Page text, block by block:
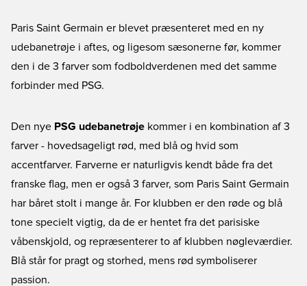
Paris Saint Germain er blevet præsenteret med en ny
udebanetrøje i aftes, og ligesom sæsonerne før, kommer
den i de 3 farver som fodboldverdenen med det samme
forbinder med PSG.
Den nye PSG udebanetrøje kommer i en kombination af 3
farver - hovedsageligt rød, med blå og hvid som
accentfarver. Farverne er naturligvis kendt både fra det
franske flag, men er også 3 farver, som Paris Saint Germain
har båret stolt i mange år. For klubben er den røde og blå
tone specielt vigtig, da de er hentet fra det parisiske
våbenskjold, og repræsenterer to af klubben nøgleværdier.
Blå står for pragt og storhed, mens rød symboliserer
passion.